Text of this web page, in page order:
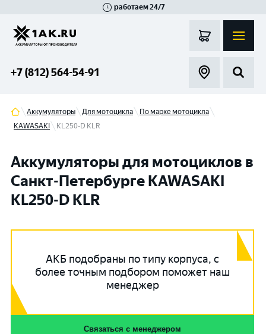
работаем 24/7
+7 (812) 564-54-91
Аккумуляторы Для мотоцикла
По марке мотоцикла
KAWASAKI
KL250-D KLR
Аккумуляторы для мотоциклов в
Санкт-Петербурге KAWASAKI
KL250-D KLR
АКБ подобраны по типу корпуса, с
более точным подбором поможет наш
менеджер
Связаться с менеджером
Гатчина